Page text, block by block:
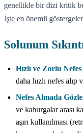
genellikle bir dizi kritik
İşte en önemli
Solunum
Hızlı ve Zorlu
daha hızlı nefes alıp
Nefes Almada
ve kaburgalar arası
aşırı kullanılması